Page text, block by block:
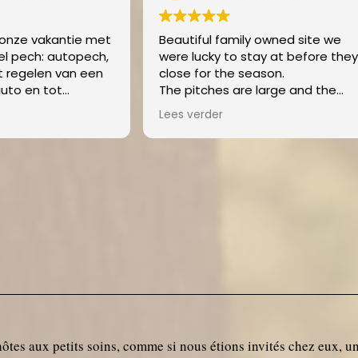
owned site we
to stay at before they
season.
are large and the
very clean. Lots of
especially
summer season but
Nous y sommes restés pour
nuit.
Super accueil du propriétaire.
A l écart de Felletin. Accès
petite
route forestière. Cadre
magnifique au bord d un
changer bébé. Bref un petit
Lees verder
aux petits soins, comme si nous étions invités chez eux,